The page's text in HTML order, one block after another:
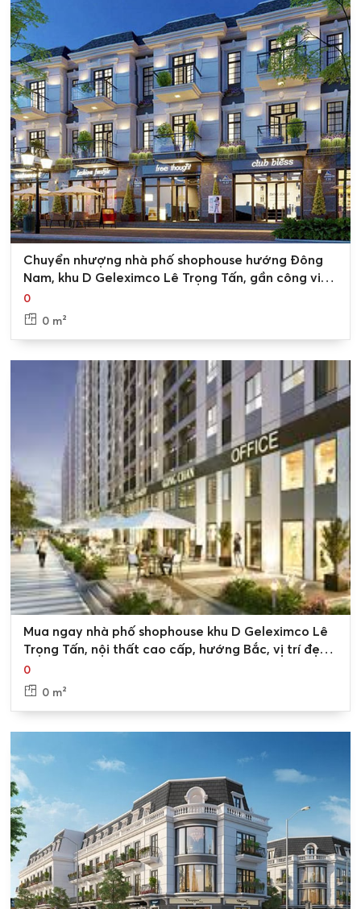
Chuyển nhượng nhà phố shophouse hướng Đông
Nam, khu D Geleximco Lê Trọng Tấn, gần công viên
nội khu
0
0 m²
Mua ngay nhà phố shophouse khu D Geleximco Lê
Trọng Tấn, nội thất cao cấp, hướng Bắc, vị trí đẹp
để kinh doanh
0
0 m²